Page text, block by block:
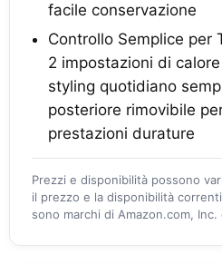
facile conservazione
Controllo Semplice per
2 impostazioni di
styling quotidiano
posteriore rimovibile
prestazioni durature
Prezzi e disponibilità possono
il prezzo e la disponibilità
sono marchi di Amazon.com,